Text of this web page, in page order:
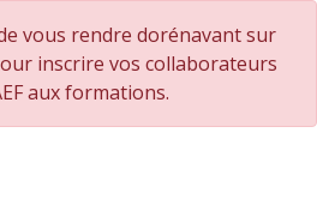
vous rendre dorénavant sur
inscrire vos collaborateurs
aux formations.